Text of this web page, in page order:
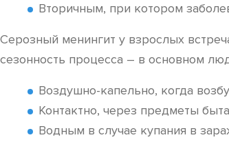
Вторичным, при котором
Серозный менингит у взрослых
сезонность процесса – в основном
Воздушно-капельно, когда
Контактно, через предметы
Водным в случае купания в